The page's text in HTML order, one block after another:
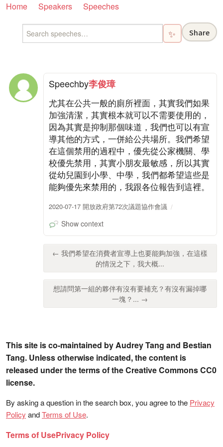
Home Speakers Speeches
✨ Share
Speechby李俊璋
尤其在公共一般的廁所裡面，其實我們如果
加強清潔，其實根本就可以不需要使用的，
因為其實是抑制那個味道，我們也可以有宣
導其他的方式，一併給公共場所。我們希望
在這個禁用的過程中，優先從公家機關、學
校優先禁用，其實小朋友最敏感，所以其實
從幼兒園到小學、中學，我們都希望這些是
能夠優先來禁用的，我跟各位報告到這裡。
2020-07-17 開放政府第72次議題協作會議
Show context
← 我們希望在消費者宣導上也要能夠加強，在這樣
的情況之下，我大概...
想請問第一組的夥伴有沒有要補充？有沒有漏掉哪
一塊？... →
This site is co-maintained by Audrey Tang and Bestian
Tang. Unless otherwise indicated, the content is
released under the terms of the Creative Commons CC0
license.
By asking a question in the search box, you agree to the Privacy
Policy andTerms of Use.
Terms of UsePrivacy Policy